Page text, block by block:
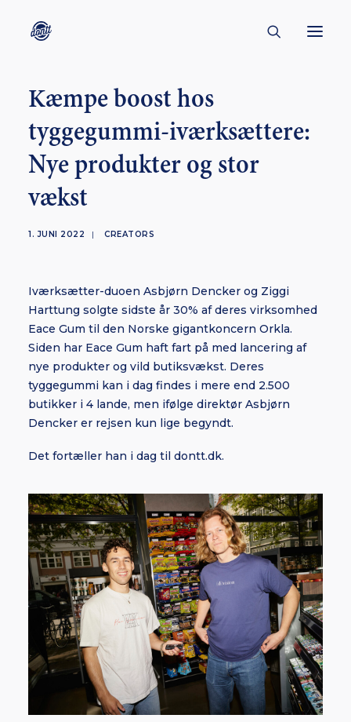
CONTACT
ABOUT
ENGLISH
CREATORS
SUBSCRIBE
Kæmpe boost hos
tyggegummi-iværksættere:
Nye produkter og stor
vækst
1. JUNI 2022 | CREATORS
Iværksætter-duoen Asbjørn Dencker og Ziggi
Harttung solgte sidste år 30% af deres virksomhed
Eace Gum til den Norske gigantkoncern Orkla.
Siden har Eace Gum haft fart på med lancering af
nye produkter og vild butiksvækst. Deres
tyggegummi kan i dag findes i mere end 2.500
butikker i 4 lande, men ifølge direktør Asbjørn
Dencker er rejsen kun lige begyndt.
Det fortæller han i dag til dontt.dk.